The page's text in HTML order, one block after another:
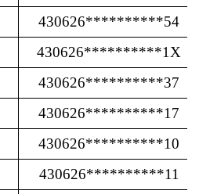
430626**********54
430626**********1X
430626**********37
430626**********17
430626**********10
430626**********11